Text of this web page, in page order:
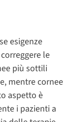
esigenze
le
più sottili
mentre cornee
aspetto è
i pazienti a